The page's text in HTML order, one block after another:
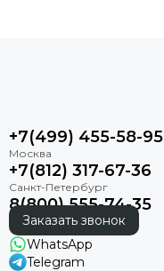
+7(499) 455-58-95
+7(812) 317-67-36
8(800) 555-74-35
Заказать звонок
WhatsApp
Telegram